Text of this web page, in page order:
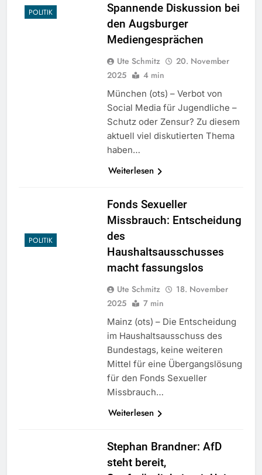
POLITIK
Spannende Diskussion bei
den Augsburger
Mediengesprächen
Ute Schmitz
20. November
2025
4 min
München (ots) – Verbot von
Social Media für Jugendliche –
Schutz oder Zensur? Zu diesem
aktuell viel diskutierten Thema
haben…
Weiterlesen
POLITIK
Fonds Sexueller
Missbrauch: Entscheidung
des
Haushaltsausschusses
macht fassungslos
Ute Schmitz
18. November
2025
7 min
Mainz (ots) – Die Entscheidung
im Haushaltsausschuss des
Bundestags, keine weiteren
Mittel für eine Übergangslösung
für den Fonds Sexueller
Missbrauch…
Weiterlesen
Stephan Brandner: AfD
steht bereit,